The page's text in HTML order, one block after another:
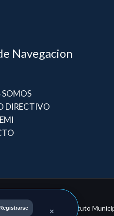
Navegacion
SOMOS
DIRECTIVO
Instituto
×